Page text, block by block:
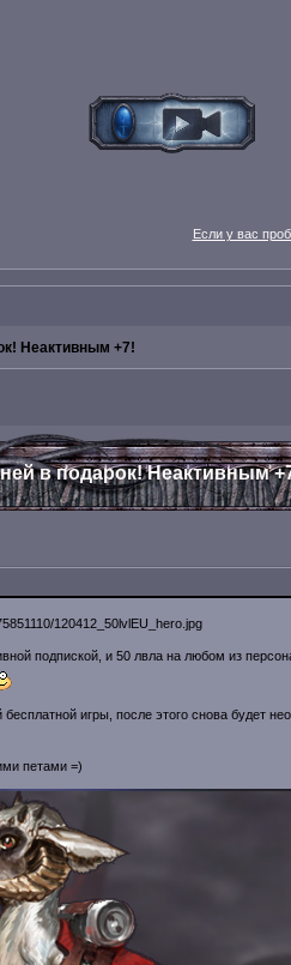
Если у вас
Неактивным +7!
в подарок! Неактивным
подпиской, и 50 лвла на любом из
игры, после этого снова будет
петами =)